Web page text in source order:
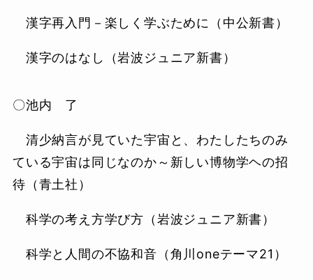
漢字再入門－楽しく学ぶために（中公新書）
漢字のはなし（岩波ジュニア新書）
〇池内 了
清少納言が見ていた宇宙と、わたしたちのみ
ている宇宙は同じなのか～新しい博物学ヘの招
待（青土社）
科学の考え方学び方（岩波ジュニア新書）
科学と人間の不協和音（角川oneテーマ21）